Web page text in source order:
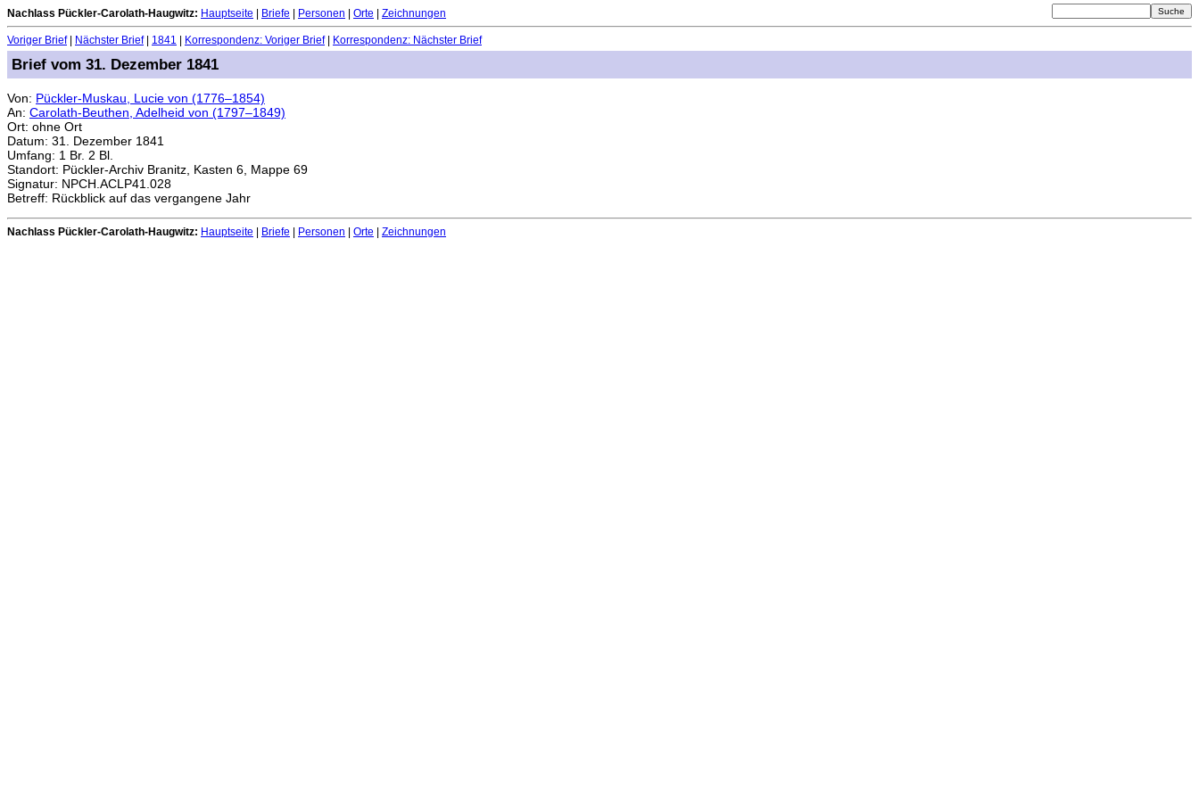
Nachlass Pückler-Carolath-Haugwitz: Hauptseite Briefe Personen Orte Zeichnungen
Voriger Brief| Nächster Brief| 1841 Korrespondenz: Voriger Brief| Korrespondenz: Nächster Brief
Brief vom 31. Dezember 1841
Von: Pückler-Muskau, Lucie von (1776–1854)
An: Carolath-Beuthen, Adelheid von (1797–1849)
Ort: ohne Ort
Datum: 31. Dezember 1841
Umfang: 1 Br. 2 Bl.
Standort: Pückler-Archiv Branitz, Kasten 6, Mappe 69
Signatur: NPCH.ACLP41.028
Betreff: Rückblick auf das vergangene Jahr
Nachlass Pückler-Carolath-Haugwitz: Hauptseite Briefe Personen Orte Zeichnungen